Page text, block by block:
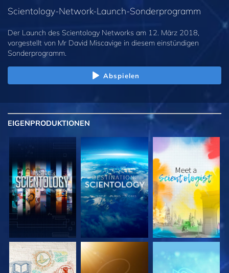
Scientology-Network-Launch-Sonderprogramm
Der Launch des Scientology Networks am 12. März 2018,
vorgestellt von Mr David Miscavige in diesem einstündigen
Sonderprogramm.
Abspielen
EIGENPRODUKTIONEN